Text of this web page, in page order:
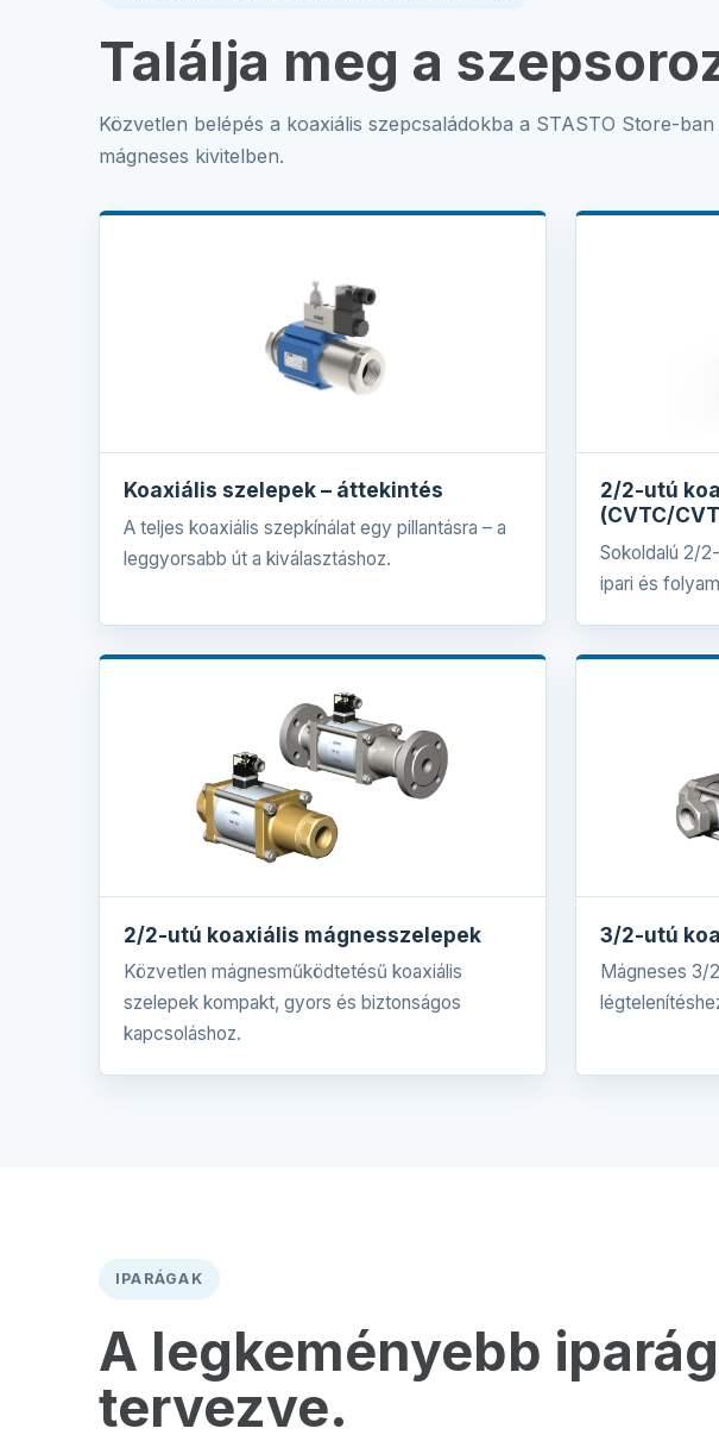
Találja meg a
Közvetlen belépés a koaxiális szepcsaládokba a STASTO Store-
mágneses kivitelben.
Koaxiális szelepek – áttekintés
A teljes koaxiális szepkínálat egy pillantásra – a
leggyorsabb út a kiválasztáshoz.
2/2-utú
(CVTC/
Sokoldalú 2/
ipari és
2/2-utú koaxiális mágnesszelepek
Közvetlen mágnesműködtetésű koaxiális
szelepek kompakt, gyors és biztonságos
kapcsoláshoz.
3/2-utú
Mágneses 3/
IPARÁGAK
A legkeményebb
tervezve.